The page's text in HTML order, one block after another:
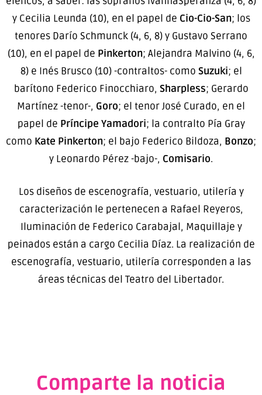
y Cecilia Leunda (10), en el papel de Cio-Cio-San; los
tenores Darío Schmunck (4, 6, 8) y Gustavo Serrano
(10), en el papel de Pinkerton; Alejandra Malvino (4, 6,
8) e Inés Brusco (10) -contraltos- como Suzuki; el
barítono Federico Finocchiaro, Sharpless; Gerardo
Martínez -tenor-, Goro; el tenor José Curado, en el
papel de Príncipe Yamadori; la contralto Pía Gray
como Kate Pinkerton; el bajo Federico Bildoza, Bonzo;
y Leonardo Pérez -bajo-, Comisario.
Los diseños de escenografía, vestuario, utilería y
caracterización le pertenecen a Rafael Reyeros,
Iluminación de Federico Carabajal, Maquillaje y
peinados están a cargo Cecilia Díaz. La realización de
escenografía, vestuario, utilería corresponden a las
áreas técnicas del Teatro del Libertador.
Comparte la noticia